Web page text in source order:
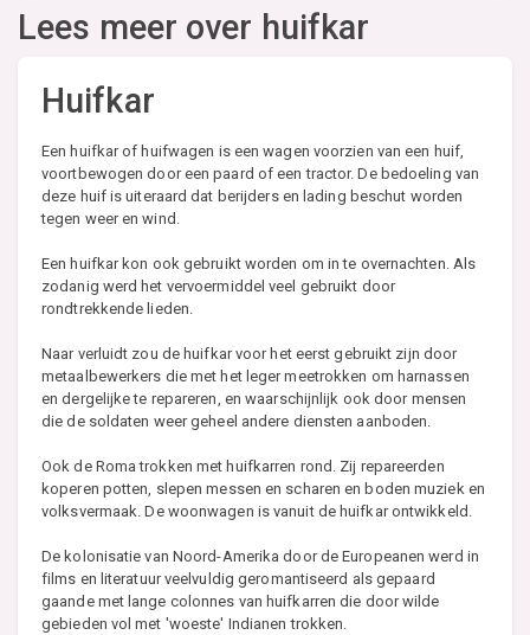
Lees meer over huifkar
Huifkar
Een huifkar of huifwagen is een wagen voorzien van een huif,
voortbewogen door een paard of een tractor. De bedoeling van
deze huif is uiteraard dat berijders en lading beschut worden
tegen weer en wind.
Een huifkar kon ook gebruikt worden om in te overnachten. Als
zodanig werd het vervoermiddel veel gebruikt door
rondtrekkende lieden.
Naar verluidt zou de huifkar voor het eerst gebruikt zijn door
metaalbewerkers die met het leger meetrokken om harnassen
en dergelijke te repareren, en waarschijnlijk ook door mensen
die de soldaten weer geheel andere diensten aanboden.
Ook de Roma trokken met huifkarren rond. Zij repareerden
koperen potten, slepen messen en scharen en boden muziek en
volksvermaak. De woonwagen is vanuit de huifkar ontwikkeld.
De kolonisatie van Noord-Amerika door de Europeanen werd in
films en literatuur veelvuldig geromantiseerd als gepaard
gaande met lange colonnes van huifkarren die door wilde
gebieden vol met 'woeste' Indianen trokken.